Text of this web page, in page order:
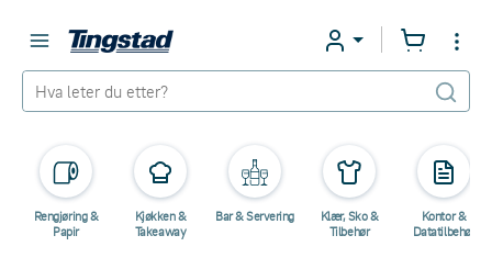
Rengjøring &
Papir
Kjøkken &
Takeaway
Bar & Servering
Klær, Sko &
Tilbehør
Kontor &
Datatilbehør